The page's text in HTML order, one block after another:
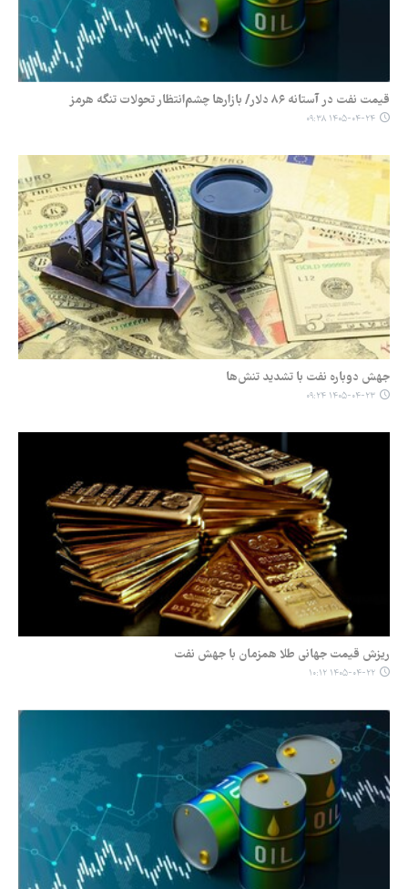
قیمت نفت در آستانه ۸۶ دلار/ بازارها چشم‌انتظار تحولات تنگه هرمز
۱۴۰۵-۰۴-۲۴ ۰۹:۳۸
جهش دوباره نفت با تشدید تنش‌ها
۱۴۰۵-۰۴-۲۳ ۰۹:۲۴
ریزش قیمت جهانی طلا همزمان با جهش نفت
۱۴۰۵-۰۴-۲۲ ۱۰:۱۲